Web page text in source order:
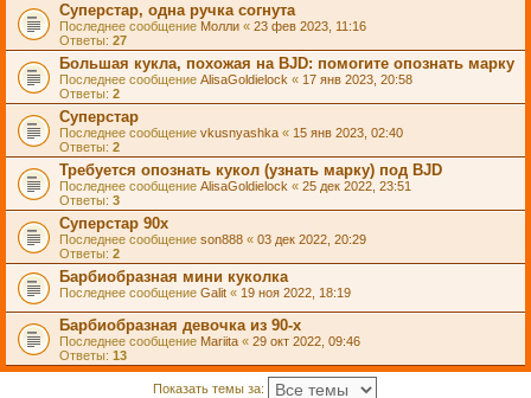
Суперстар, одна ручка согнута
Последнее сообщение Молли « 23 фев 2023, 11:16
Ответы: 27
Большая кукла, похожая на BJD: помогите опознать марку
Последнее сообщение AlisaGoldielock « 17 янв 2023, 20:58
Ответы: 2
Суперстар
Последнее сообщение vkusnyashka « 15 янв 2023, 02:40
Ответы: 2
Требуется опознать кукол (узнать марку) под BJD
Последнее сообщение AlisaGoldielock « 25 дек 2022, 23:51
Ответы: 3
Суперстар 90х
Последнее сообщение son888 « 03 дек 2022, 20:29
Ответы: 2
Барбиобразная мини куколка
Последнее сообщение Galit « 19 ноя 2022, 18:19
Барбиобразная девочка из 90-х
Последнее сообщение Mariita « 29 окт 2022, 09:46
Ответы: 13
Показать темы за: